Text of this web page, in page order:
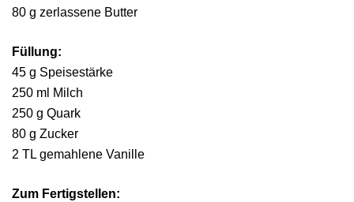
80 g zerlassene Butter
Füllung:
45 g Speisestärke
250 ml Milch
250 g Quark
80 g Zucker
2 TL gemahlene Vanille
Zum Fertigstellen: